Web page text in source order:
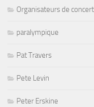
Organisateurs de
paralympique
Pat Travers
Pete Levin
Peter Erskine